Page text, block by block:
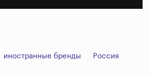
иностранные бренды Россия